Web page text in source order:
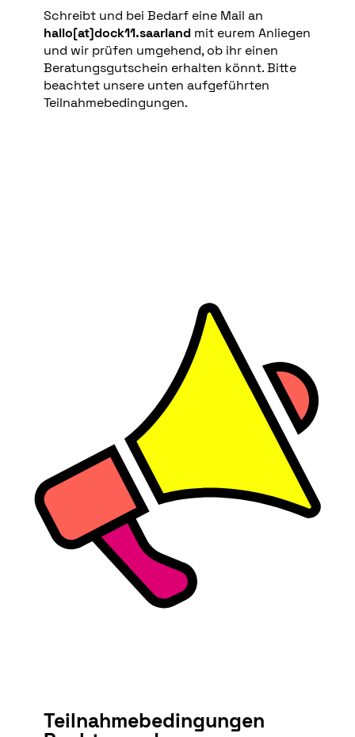
Schreibt und bei Bedarf eine Mail an
hallo[at]dock11.saarlandmit eurem Anliegen
und wir prüfen umgehend, ob ihr einen
Beratungsgutschein erhalten könnt. Bitte
beachtet unsere unten aufgeführten
Teilnahmebedingungen.
Teilnahmebedingungen